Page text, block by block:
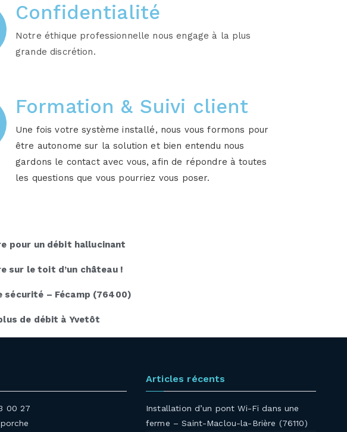
Confidentialité
Notre éthique professionnelle nous engage à la plus
grande discrétion.
Formation & Suivi client
Une fois votre système installé, nous vous formons pour
être autonome sur la solution et bien entendu nous
gardons le contact avec vous, afin de répondre à toutes
les questions que vous pourriez vous poser.
pour un débit hallucinant
sur le toit d’un château !
– Fécamp (76400)
de débit à Yvetôt
00 27
Articles récents
Installation d’un pont Wi-Fi dans une
ferme – Saint-Maclou-la-Brière (76110)